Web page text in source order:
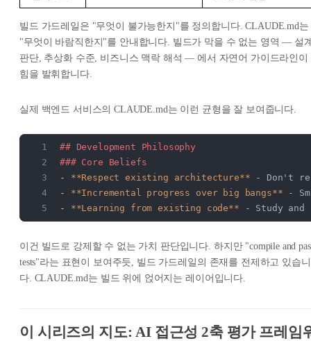
빌드 가드레일은 "무엇이 불가능한지"를 정의합니다. CLAUDE.md는
"무엇이 바람직한지"를 안내합니다. 빌드가 막을 수 없는 영역 — 설
판단, 추상화 수준, 비즈니스 맥락 해석 — 에서 자연어 가이드라인이
힘을 발휘합니다.
실제 백엔드 서비스의 CLAUDE.md는 이런 균형을 잘 보여줍니다.
## Development Philosophy
### Core Beliefs
-
**Respect existing architecture** - Don't
-
**Incremental progress over big bangs** -
-
**Learning from existing code** - Study and
이건 빌드로 강제할 수 없는 가치 판단입니다. 하지만 "compile and
tests"라는 표현이 보여주듯, 빌드 가드레일의 존재를 전제하고 있습니
다. CLAUDE.md는 빌드 위에 얹어지는 레이어입니다.
이 시리즈의 지도: AI 접근성 2축 평가 프레임